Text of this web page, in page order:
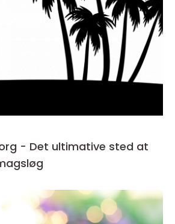
- Det ultimative sted at